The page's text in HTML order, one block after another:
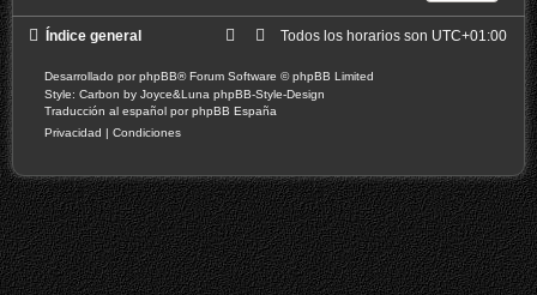
Índice general Todos los horarios son UTC+01:00
Desarrollado porphpBB® Forum Software © phpBB Limited
Style: Carbon by Joyce&Luna phpBB-Style-Design
Traducción al español porphpBB España
Privacidad | Condiciones